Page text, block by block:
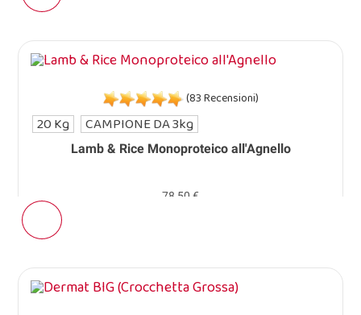
Lamb & Rice Monoproteico all'Agnello
(83 Recensioni)
78,50 €
20 Kg CAMPIONE DA 3kg